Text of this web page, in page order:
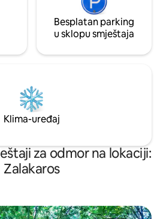
Besplatan parking
u sklopu smještaja
Klima-uređaj
za odmor na lokaciji:
Zalakaros